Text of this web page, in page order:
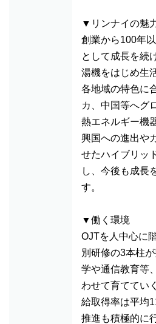
▼リンナイの魅
創業から100年
として成長を続
湯機をはじめ生
各地域の特色に
カ、中国等へグ
熱エネルギー機
興国への進出や
せたハイブリッ
し、今後も成長
す。
▼働く環境
OJTを人中心に
別研修の3本柱
学や通信教育等
わせて育ててい
給取得率は平均
推進も積極的に